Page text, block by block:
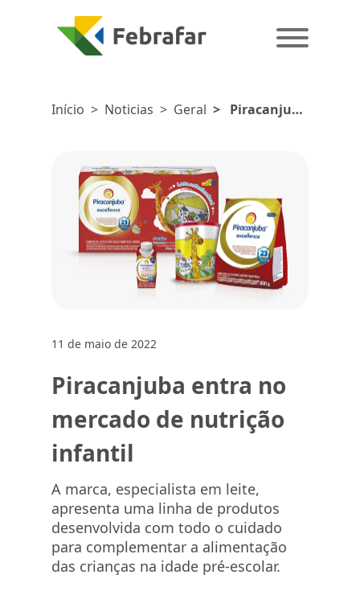
Início > Noticias > Geral > Piracanjuba
nutrição
infantil
11 de maio de 2022
Piracanjuba entra no
mercado de nutrição
infantil
A marca, especialista em leite,
apresenta uma linha de produtos
desenvolvida com todo o cuidado
para complementar a alimentação
das crianças na idade pré-escolar.